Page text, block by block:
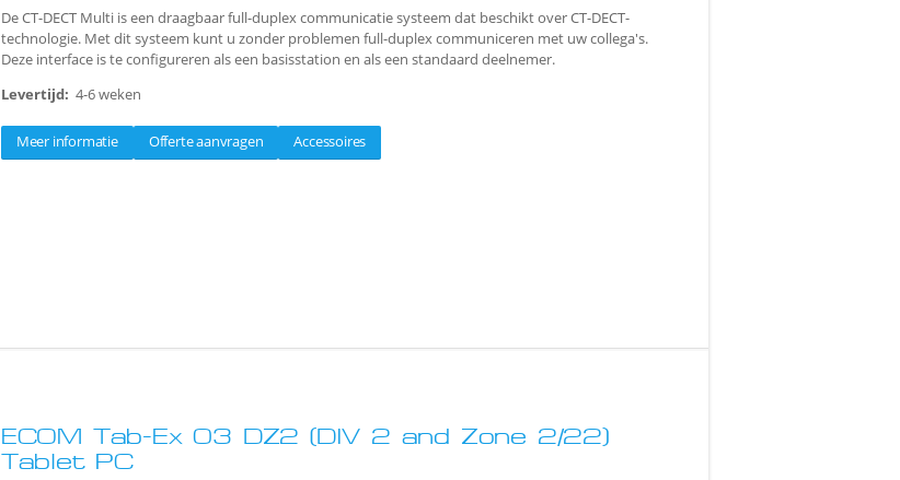
De CT-DECT Multi is een draagbaar full-duplex communicatie systeem dat beschikt over CT-DECT-
technologie. Met dit systeem kunt u zonder problemen full-duplex communiceren met uw collega's.
Deze interface is te configureren als een basisstation en als een standaard deelnemer.
Levertijd: 4-6 weken
Meer informatie Offerte aanvragen Accessoires
ECOM Tab-Ex 03 DZ2 (DIV 2 and Zone 2/22)
Tablet PC